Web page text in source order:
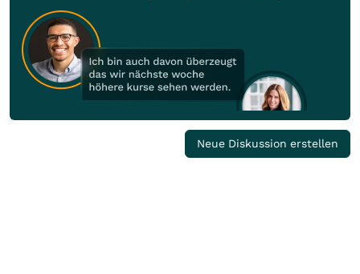
Neue Diskussion erstellen